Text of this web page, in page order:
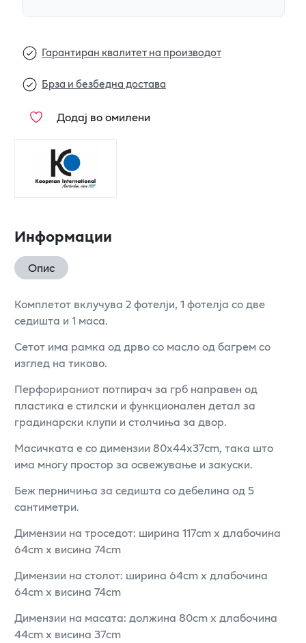
Гарантиран квалитет на производот
Брза и безбедна достава
Додај во омилени
Информации
Опис
Комплетот вклучува 2 фотелји, 1 фотелја со две
седишта и 1 маса.
Сетот има рамка од дрво со масло од багрем со
изглед на тиково.
Перфорираниот потпирач за грб направен од
пластика е стилски и функционален детал за
градинарски клупи и столчиња за двор.
Масичката е со димензии 80x44x37cm, така што
има многу простор за освежување и закуски.
Беж перничиња за седишта со дебелина од 5
сантиметри.
Димензии на троседот: ширина 117cm x длабочина
64cm x висина 74cm
Димензии на столот: ширина 64cm x длабочина
64cm x висина 74cm
Димензии на масата: должина 80cm x длабочина
44cm x висина 37cm